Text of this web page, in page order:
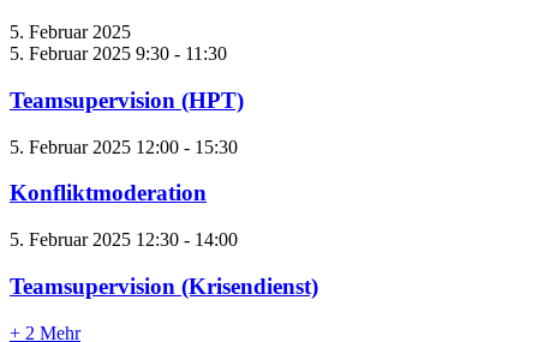
5. Februar 2025
5. Februar 2025 9:30 - 11:30
Teamsupervision (HPT)
5. Februar 2025 12:00 - 15:30
Konfliktmoderation
5. Februar 2025 12:30 - 14:00
Teamsupervision (Krisendienst)
+ 2 Mehr